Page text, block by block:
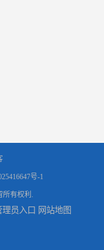
号-1
所有权利.
理员入口 网站地图